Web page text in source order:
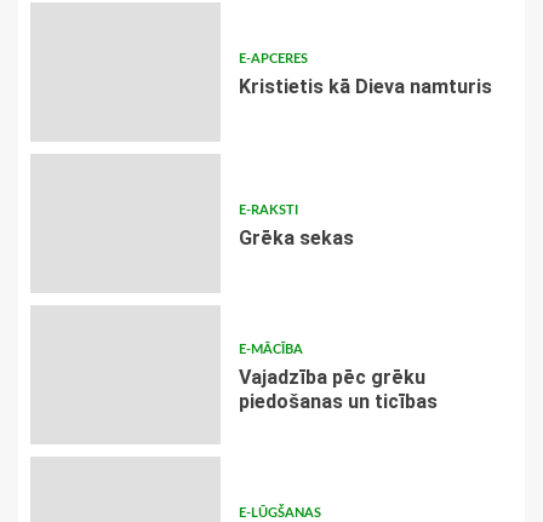
E-APCERES
Kristietis kā Dieva namturis
E-RAKSTI
Grēka sekas
E-MĀCĪBA
Vajadzība pēc grēku
piedošanas un ticības
E-LŪGŠANAS